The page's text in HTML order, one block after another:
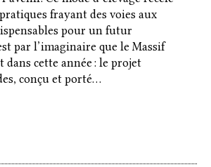
frayant des voies aux
pour un futur
par l’imaginaire que le Massif
dans cette année : le projet
conçu et porté…